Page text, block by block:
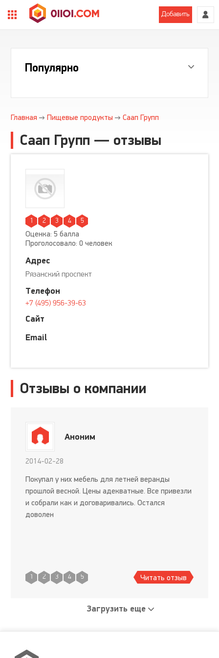
Добавить
Популярно
Главная Пищевые продукты Саап Групп
Саап Групп — отзывы
1 2 3 4 5
Оценка: 5 балла
Проголосовало: 0 человек
Адрес
Рязанский проспект
Телефон
+7 (495) 956-39-63
Сайт
Email
Отзывы о компании
Аноним
2014-02-28
Покупал у них мебель для летней веранды
прошлой весной. Цены адекватные. Все привезли
и собрали как и договаривались. Остался
доволен
1 2 3 4 5 Читать отзыв
Загрузить еще